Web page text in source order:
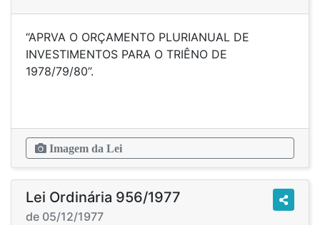
“APRVA O ORÇAMENTO PLURIANUAL DE
INVESTIMENTOS PARA O TRIÊNO DE
1978/79/80”.
Imagem da Lei
Lei Ordinária 956/1977
de 05/12/1977